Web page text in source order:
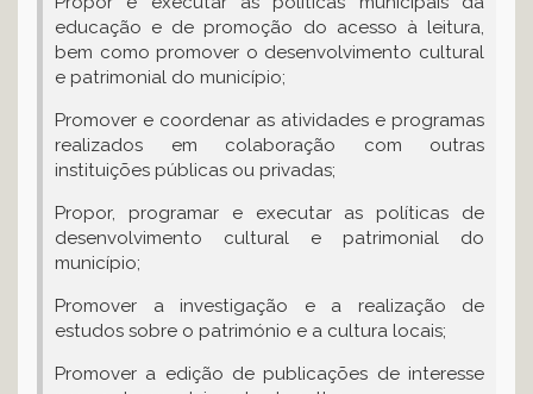
educação e de promoção do acesso à leitura,
bem como promover o desenvolvimento cultural
e patrimonial do município;
Promover e coordenar as atividades e programas
realizados em colaboração com outras
instituições públicas ou privadas;
Propor, programar e executar as políticas de
desenvolvimento cultural e patrimonial do
município;
Promover a investigação e a realização de
estudos sobre o património e a cultura locais;
Promover a edição de publicações de interesse